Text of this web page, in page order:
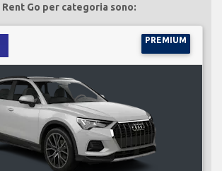
Rent Go per categoria sono:
PREMIUM